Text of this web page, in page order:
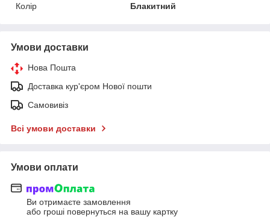
Колір
Блакитний
Умови доставки
Нова Пошта
Доставка кур'єром Нової пошти
Самовивіз
Всі умови доставки
Умови оплати
Ви отримаєте замовлення
або гроші повернуться на вашу картку